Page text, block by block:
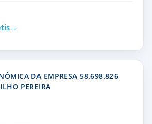
DA EMPRESA 58.698.826
PEREIRA